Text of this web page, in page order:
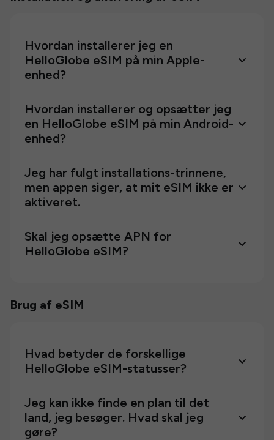
Hvordan installerer jeg en
HelloGlobe eSIM på min Apple-
enhed?
Hvordan installerer og opsætter jeg
en HelloGlobe eSIM på min Android-
enhed?
Jeg har fulgt installations-trinnene,
men appen siger, at mit eSIM ikke er
aktiveret.
Skal jeg opsætte APN for
HelloGlobe eSIM?
Brug af eSIM
Hvad betyder de forskellige
HelloGlobe eSIM-statusser?
Jeg kan ikke finde en plan til det
land, jeg besøger. Hvad skal jeg
gøre?